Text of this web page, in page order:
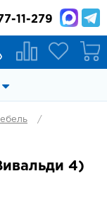
11-279
4)